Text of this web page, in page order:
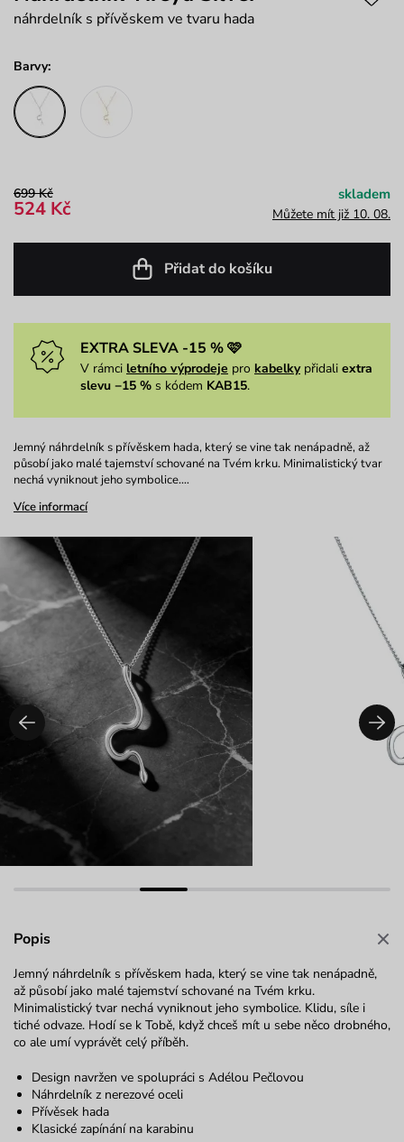
náhrdelník s přívěskem ve tvaru hada
Barvy:
699 Kč
524 Kč
skladem
Můžete mít již 10. 08.
Přidat do košíku
EXTRA SLEVA -15 % 🩷
V rámci letního výprodeje pro kabelkypřidali extra
slevu −15 % s kódem KAB15.
Jemný náhrdelník s přívěskem hada, který se vine tak nenápadně, až
působí jako malé tajemství schované na Tvém krku. Minimalistický tvar
nechá vyniknout jeho symbolice.…
Více informací
Popis
Jemný náhrdelník s přívěskem hada, který se vine tak nenápadně,
až působí jako malé tajemství schované na Tvém krku.
Minimalistický tvar nechá vyniknout jeho symbolice. Klidu, síle i
tiché odvaze. Hodí se k Tobě, když chceš mít u sebe něco drobného,
co ale umí vyprávět celý příběh.
Design navržen ve spolupráci s Adélou Pečlovou
Náhrdelník z nerezové oceli
Přívěsek hada
Klasické zapínání na karabinu